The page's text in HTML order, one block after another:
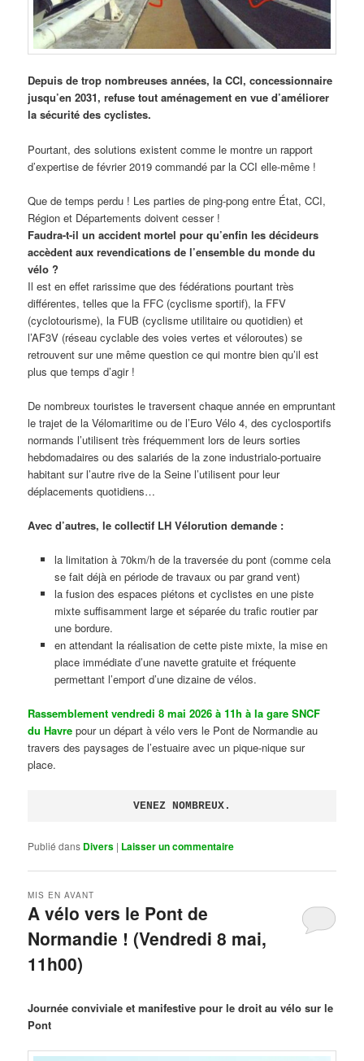
Depuis de trop nombreuses années, la CCI, concessionnaire
jusqu’en 2031, refuse tout aménagement en vue d’améliorer
la sécurité des cyclistes.
Pourtant, des solutions existent comme le montre un rapport
d’expertise de février 2019 commandé par la CCI elle-même !
Que de temps perdu ! Les parties de ping-pong entre État, CCI,
Région et Départements doivent cesser !
Faudra-t-il un accident mortel pour qu’enfin les décideurs
accèdent aux revendications de l’ensemble du monde du
vélo ?
Il est en effet rarissime que des fédérations pourtant très
différentes, telles que la FFC (cyclisme sportif), la FFV
(cyclotourisme), la FUB (cyclisme utilitaire ou quotidien) et
l’AF3V (réseau cyclable des voies vertes et véloroutes) se
retrouvent sur une même question ce qui montre bien qu’il est
plus que temps d’agir !
De nombreux touristes le traversent chaque année en empruntant
le trajet de la Vélomaritime ou de l’Euro Vélo 4, des cyclosportifs
normands l’utilisent très fréquemment lors de leurs sorties
hebdomadaires ou des salariés de la zone industrialo-portuaire
habitant sur l’autre rive de la Seine l’utilisent pour leur
déplacements quotidiens…
Avec d’autres, le collectif LH Vélorution demande :
la limitation à 70km/h de la traversée du pont (comme cela
se fait déjà en période de travaux ou par grand vent)
la fusion des espaces piétons et cyclistes en une piste
mixte suffisamment large et séparée du trafic routier par
une bordure.
en attendant la réalisation de cette piste mixte, la mise en
place immédiate d’une navette gratuite et fréquente
permettant l’emport d’une dizaine de vélos.
Rassemblement vendredi 8 mai 2026 à 11h à la gare SNCF
du Havre pour un départ à vélo vers le Pont de Normandie au
travers des paysages de l’estuaire avec un pique-nique sur
place.
VENEZ NOMBREUX.
Publié dans Divers | Laisser un commentaire
A vélo vers le Pont de
Normandie ! (Vendredi 8 mai,
11h00)
MIS EN AVANT
Journée conviviale et manifestive pour le droit au vélo sur le
Pont